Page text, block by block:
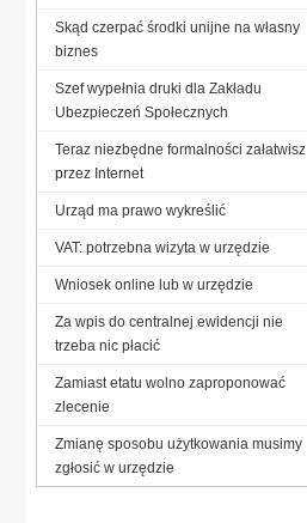
Skąd czerpać środki unijne na własny
biznes
Szef wypełnia druki dla Zakładu
Ubezpieczeń Społecznych
Teraz niezbędne formalności załatwisz
przez Internet
Urząd ma prawo wykreślić
VAT: potrzebna wizyta w urzędzie
Wniosek online lub w urzędzie
Za wpis do centralnej ewidencji nie
trzeba nic płacić
Zamiast etatu wolno zaproponować
zlecenie
Zmianę sposobu użytkowania musimy
zgłosić w urzędzie